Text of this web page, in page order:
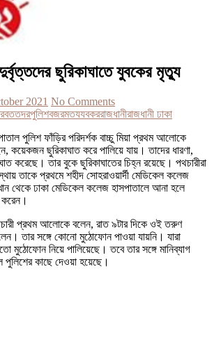
ছুরিকাঘাতে যুবকের মৃত্যু
2021 No Comments
পুলিশবজরমতযযবকররাজধানীরাজধানী ঢাকা
পুলিশ ফাঁড়ির পরিদর্শক বাচ্চু মিয়া প্রথম আলোকে
কয়েকজন ছুরিকাঘাত করে পালিয়ে যায়। তাদের ধারণা,
করেছে। তার বুকে ছুরিকাঘাতের চিহ্ন রয়েছে। পথচারীরা
তাকে প্রথমে শহীদ সোহরাওয়ার্দী মেডিকেল কলেজ
থেকে ঢাকা মেডিকেল কলেজ হাসপাতালে আনা হলে
প্রথম আলোকে বলেন, রাত ৯টার দিকে ওই তরুণ
তার সঙ্গে কোনো মুঠোফোন পাওয়া যায়নি। যারা
মুঠোফোন নিয়ে পালিয়েছে। তবে তার সঙ্গে মানিব্যাগ
পুলিশের কাছে দেওয়া হয়েছে।